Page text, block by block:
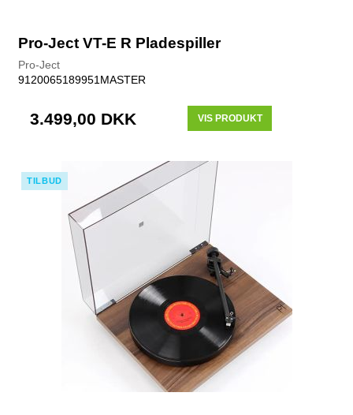
Pro-Ject VT-E R Pladespiller
Pro-Ject
9120065189951MASTER
3.499,00 DKK VIS PRODUKT
TILBUD